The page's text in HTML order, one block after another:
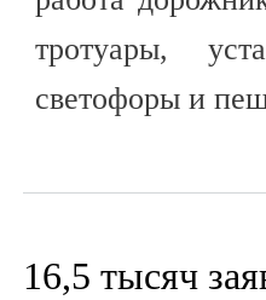
тротуары,
светофоры и
16,5 тысяч